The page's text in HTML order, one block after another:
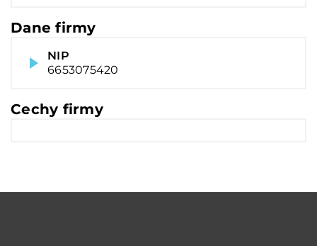
Dane firmy
NIP
6653075420
Cechy firmy